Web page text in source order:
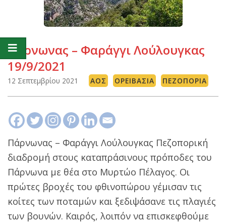
Πάρνωνας – Φαράγγι Λούλουγκας
19/9/2021
12 Σεπτεμβρίου 2021 ΑΟΣ ΟΡΕΙΒΑΣΊΑ ΠΕΖΟΠΟΡΊΑ
Πάρνωνας – Φαράγγι Λούλουγκας Πεζοπορική
διαδρομή στους καταπράσινους πρόποδες του
Πάρνωνα με θέα στο Μυρτώο Πέλαγος. Οι
πρώτες βροχές του φθινοπώρου γέμισαν τις
κοίτες των ποταμών και ξεδιψάσανε τις πλαγιές
των βουνών. Καιρός, λοιπόν να επισκεφθούμε